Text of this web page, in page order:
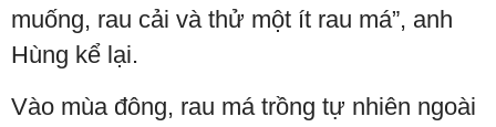
muống, rau cải và thử một ít rau má”, anh
Hùng kể lại.
Vào mùa đông, rau má trồng tự nhiên ngoài